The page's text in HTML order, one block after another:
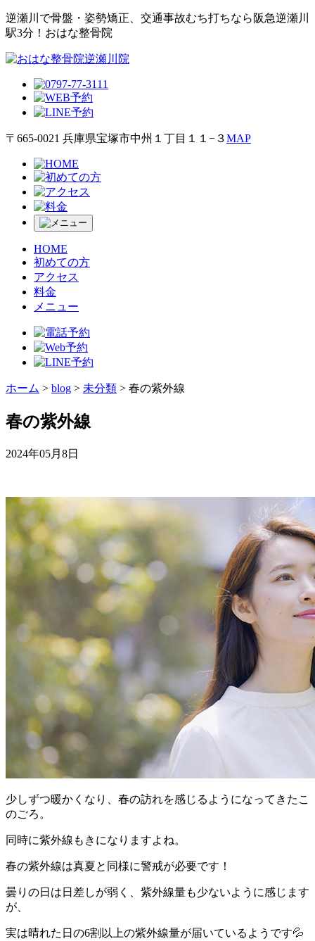
逆瀬川で⾻盤・姿勢矯正、交通事故むち打ちなら阪急逆瀬川
駅3分！おはな整⾻院
〒665-0021 兵庫県宝塚市中州１丁目１１−３MAP
HOME
初めての方
アクセス
料金
メニュー
ホーム > blog > 未分類 > 春の紫外線
春の紫外線
2024年05月8日
少しずつ暖かくなり、春の訪れを感じるようになってきたこ
のごろ。
同時に紫外線もきになりますよね。
春の紫外線は真夏と同様に警戒が必要です！
曇りの日は日差しが弱く、紫外線量も少ないように感じます
が、
実は晴れた日の6割以上の紫外線量が届いているようです💦